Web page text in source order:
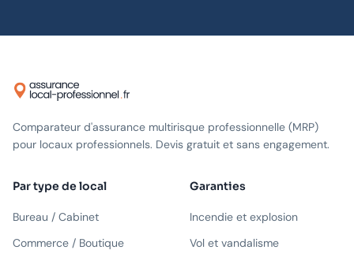
Comparateur d'assurance multirisque professionnelle (MRP)
pour locaux professionnels. Devis gratuit et sans engagement.
Par type de local
Bureau / Cabinet
Commerce / Boutique
Garanties
Incendie et explosion
Vol et vandalisme